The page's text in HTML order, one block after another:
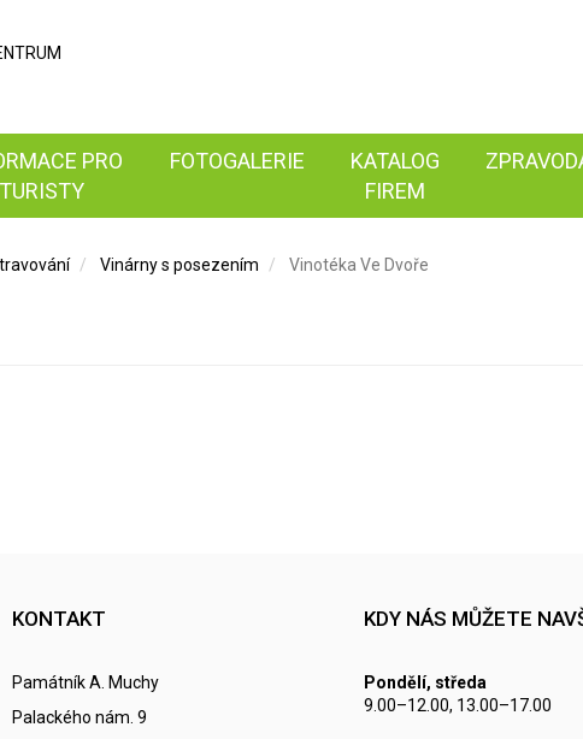
PRO
TURISTY
FOTOGALERIE
KATALOG
FIREM
Vinárny s posezením Vinotéka Ve Dvoře
KONTAKT
Památník A. Muchy
Palackého nám. 9
KDY NÁS MŮŽETE
Pondělí, středa
9.00–12.00, 13.00–17.00